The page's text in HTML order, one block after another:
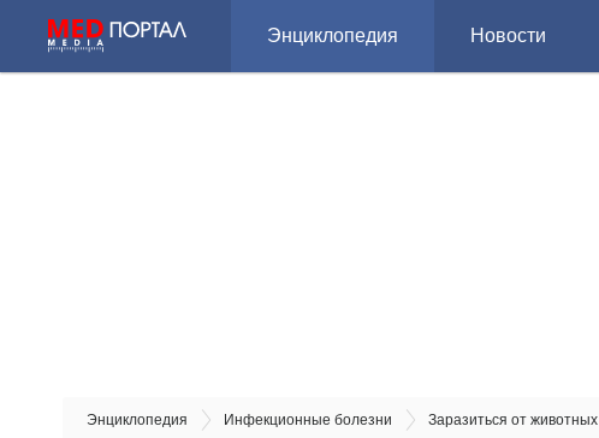
Энциклопедия Новости
Энциклопедия Инфекционные болезни Заразиться от животных